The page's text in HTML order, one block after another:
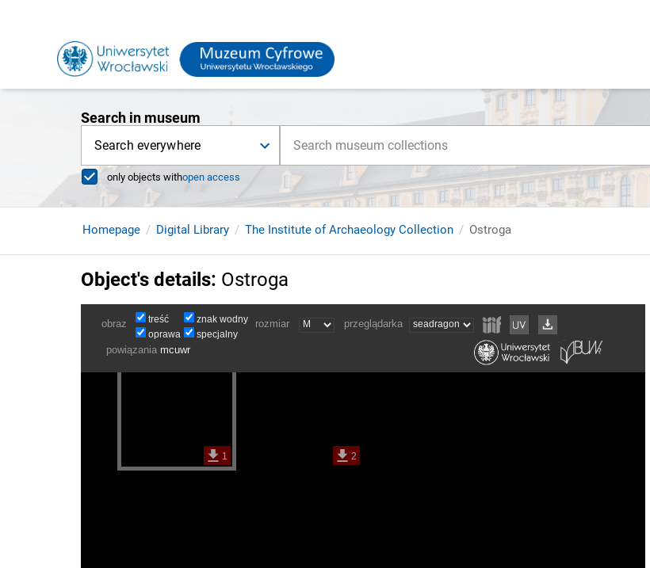
Search in museum
Search everywhere
only objects withopen access
Homepage Digital Library The Institute of Archaeology Collection Ostroga
Object's details: Ostroga